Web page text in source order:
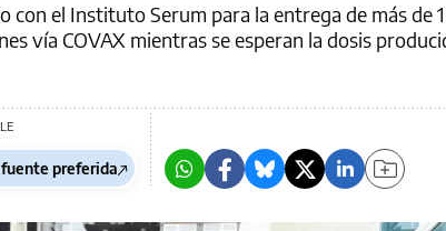
con el Instituto Serum para la entrega de más de
vía COVAX mientras se esperan la dosis
preferida